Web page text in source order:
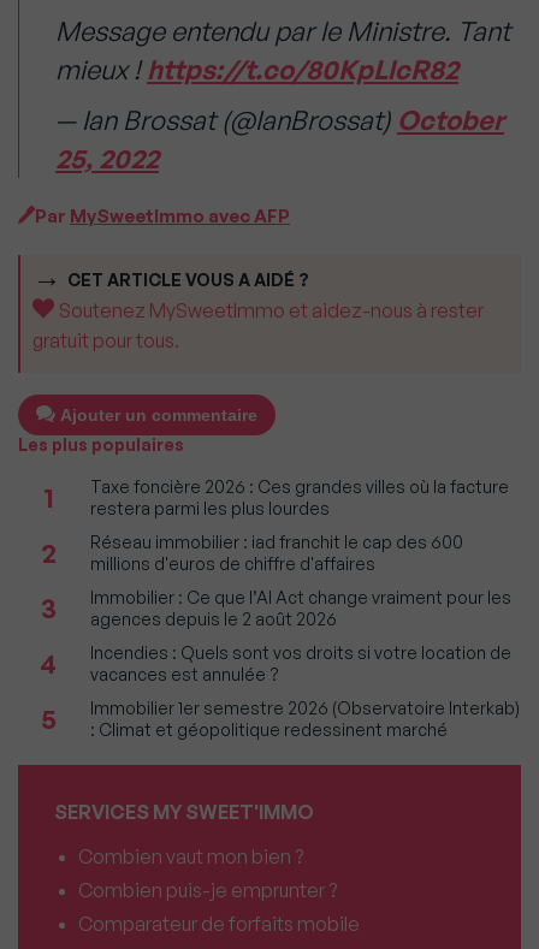
Message entendu par le Ministre. Tant
mieux !https://t.co/80KpLlcR82
— Ian Brossat (@IanBrossat) October
25, 2022
Par MySweetImmo avec AFP
CET ARTICLE VOUS A AIDÉ ?
Soutenez MySweetImmo et aidez-nous à rester
gratuit pour tous.
Ajouter un commentaire
Les plus populaires
1
Taxe foncière 2026 : Ces grandes villes où la facture
restera parmi les plus lourdes
2
Réseau immobilier : iad franchit le cap des 600
millions d'euros de chiffre d'affaires
3
Immobilier : Ce que l’AI Act change vraiment pour les
agences depuis le 2 août 2026
4
Incendies : Quels sont vos droits si votre location de
vacances est annulée ?
5
Immobilier 1er semestre 2026 (Observatoire Interkab)
: Climat et géopolitique redessinent marché
SERVICES MY SWEET'IMMO
Combien vaut mon bien ?
Combien puis-je emprunter ?
Comparateur de forfaits mobile